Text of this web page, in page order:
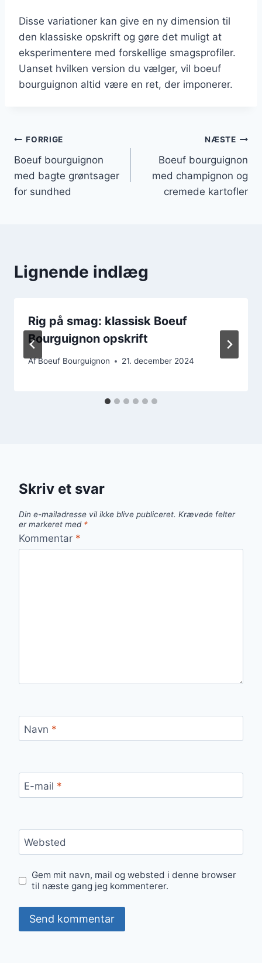
Disse variationer kan give en ny dimension til
den klassiske opskrift og gøre det muligt at
eksperimentere med forskellige smagsprofiler.
Uanset hvilken version du vælger, vil boeuf
bourguignon altid være en ret, der imponerer.
Indlægsnavigation
FORRIGE
Boeuf bourguignon
med bagte grøntsager
for sundhed
NÆSTE
Boeuf bourguignon
med champignon og
cremede kartofler
Lignende indlæg
Rig på smag: klassisk Boeuf
Bourguignon opskrift
AfBoeuf Bourguignon 21. december 2024
Skriv et svar
Din e-mailadresse vil ikke blive publiceret. Krævede felter
er markeret med *
Kommentar *
Navn *
E-mail *
Websted
Gem mit navn, mail og websted i denne browser
til næste gang jeg kommenterer.